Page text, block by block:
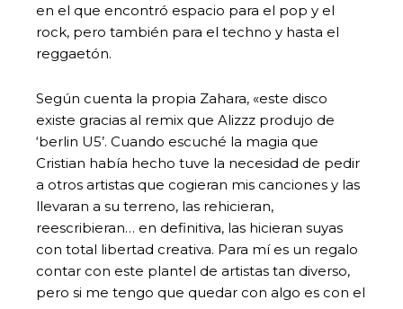
en el que encontró espacio para el pop y el
rock, pero también para el techno y hasta el
reggaetón.
Según cuenta la propia Zahara, «este disco
existe gracias al remix que Alizzz produjo de
‘berlin U5’. Cuando escuché la magia que
Cristian había hecho tuve la necesidad de pedir
a otros artistas que cogieran mis canciones y las
llevaran a su terreno, las rehicieran,
reescribieran… en definitiva, las hicieran suyas
con total libertad creativa. Para mí es un regalo
contar con este plantel de artistas tan diverso,
pero si me tengo que quedar con algo es con el